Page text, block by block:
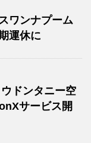
ワンナプーム
運休に
ドンタニー空
サービス開